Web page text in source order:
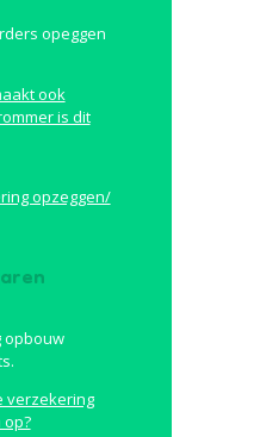
opeggen
ook
is dit
opzeggen/
opbouw
verzekering